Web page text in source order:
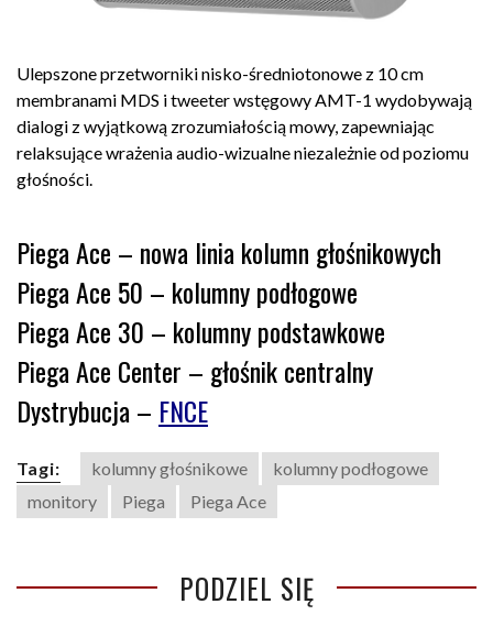
Ulepszone przetworniki nisko-średniotonowe z 10 cm
membranami MDS i tweeter wstęgowy AMT-1 wydobywają
dialogi z wyjątkową zrozumiałością mowy, zapewniając
relaksujące wrażenia audio-wizualne niezależnie od poziomu
głośności.
Piega Ace – nowa linia kolumn głośnikowych
Piega Ace 50 – kolumny podłogowe
Piega Ace 30 – kolumny podstawkowe
Piega Ace Center – głośnik centralny
Dystrybucja – FNCE
Tagi: kolumny głośnikowe
kolumny podłogowe
monitory
Piega Piega Ace
PODZIEL SIĘ